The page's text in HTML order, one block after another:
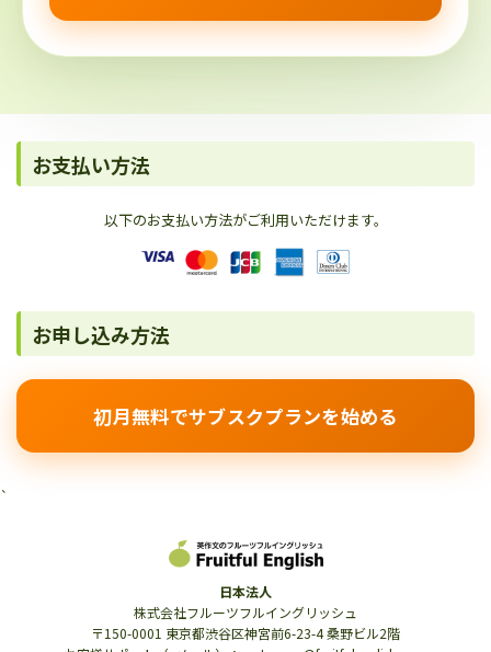
お支払い方法
以下のお支払い方法がご利用いただけます。
お申し込み方法
初月無料でサブスクプランを始める
`
日本法人
株式会社フルーツフルイングリッシュ
〒150-0001 東京都渋谷区神宮前6-23-4 桑野ビル2階